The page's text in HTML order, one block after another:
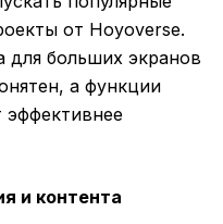
от Hoyoverse.
для больших экранов
а функции
эффективнее
и контента